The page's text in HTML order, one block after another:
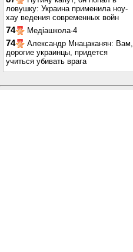
ловушку: Украина применила ноу-
хау ведения современных войн
74 Медіашкола-4
74
Александр Мнацаканян: Вам,
дорогие украинцы, придется
учиться убивать врага